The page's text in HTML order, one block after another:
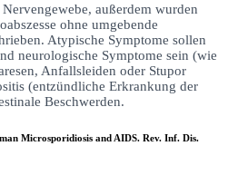
außerdem wurden
ohne umgebende
Atypische Symptome sollen
neurologische Symptome sein (wie
Anfallsleiden oder Stupor
(entzündliche Erkrankung der
Beschwerden.
Microsporidiosis and AIDS. Rev. Inf. Dis.